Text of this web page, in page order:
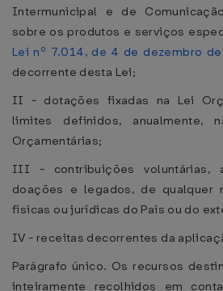
Intermunicipal e de
sobre os produtos e serviços
Lei nº 7.014, de 4 de dezembro
decorrente desta Lei;
II - dotações fixadas na Lei
limites definidos, anualmente,
Orçamentárias;
III - contribuições voluntárias,
doações e legados, de qualquer
físicas ou jurídicas do País ou do
IV - receitas decorrentes da
Parágrafo único. Os recursos
inteiramente recolhidos em